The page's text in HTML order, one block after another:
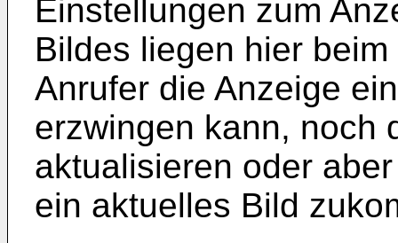
Einstellungen zum
Bildes liegen hier
Anrufer die Anzeige
erzwingen kann, noch
aktualisieren oder
ein aktuelles Bild